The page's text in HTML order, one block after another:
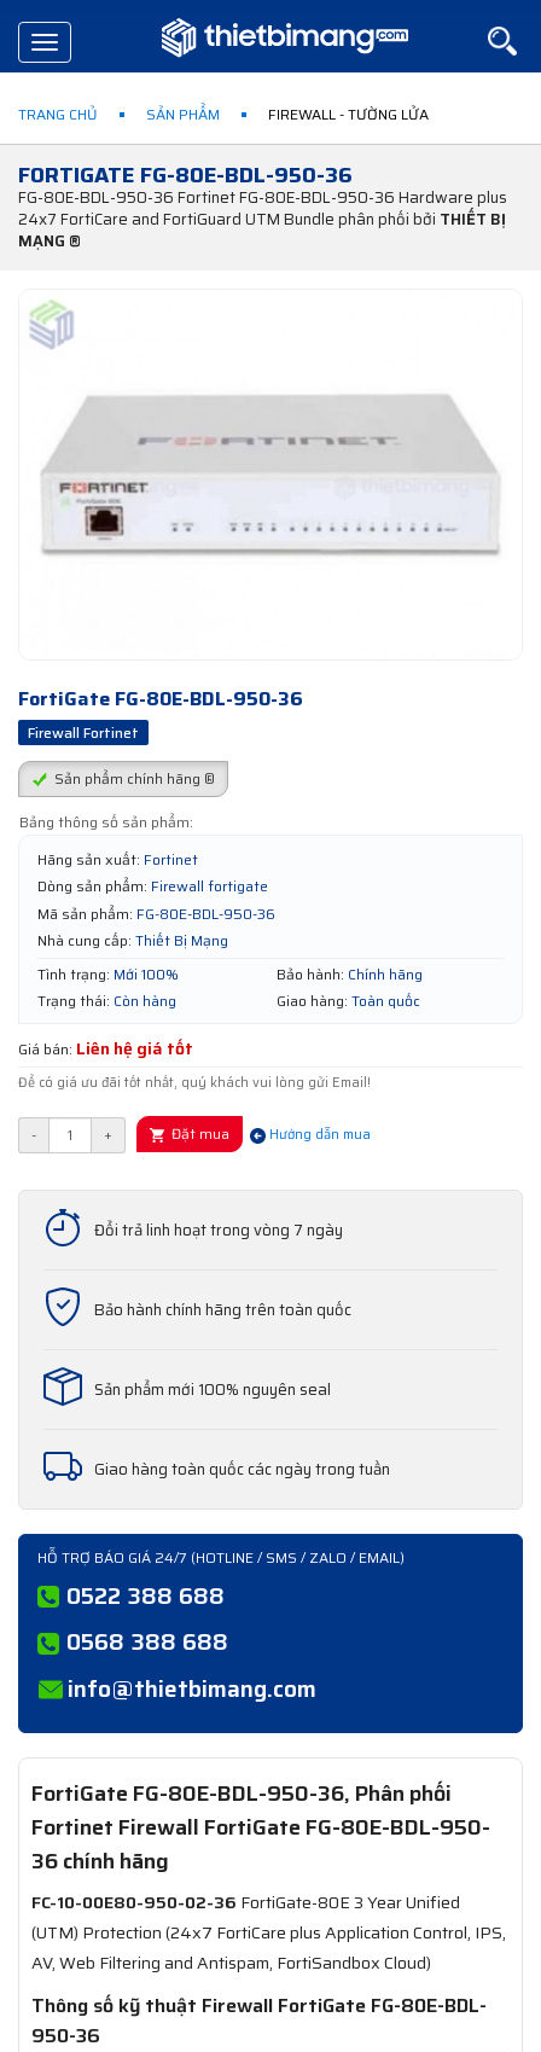
Toggle
navigation
TRANG CHỦ SẢN PHẨM FIREWALL - TƯỜNG LỬA
FORTIGATE FG-80E-BDL-950-36
FG-80E-BDL-950-36 Fortinet FG-80E-BDL-950-36 Hardware plus
24x7 FortiCare and FortiGuard UTM Bundle phân phối bởi THIẾT BỊ
MẠNG ®
FortiGate FG-80E-BDL-950-36
Firewall Fortinet
Sản phẩm chính hãng ®
Bảng thông số sản phẩm:
Hãng sản xuất: Fortinet
Dòng sản phẩm: Firewall fortigate
Mã sản phẩm: FG-80E-BDL-950-36
Nhà cung cấp: Thiết Bị Mạng
Tình trạng: Mới 100% Bảo hành: Chính hãng
Trạng thái: Còn hàng Giao hàng: Toàn quốc
Giá bán: Liên hệ giá tốt
Để có giá ưu đãi tốt nhất, quý khách vui lòng gửi Email!
- + Đặt mua Hướng dẫn mua
Đổi trả linh hoạt trong vòng 7 ngày
Bảo hành chính hãng trên toàn quốc
Sản phẩm mới 100% nguyên seal
Giao hàng toàn quốc các ngày trong tuần
HỖ TRỢ BÁO GIÁ 24/7 (HOTLINE / SMS / ZALO / EMAIL)
0522 388 688
0568 388 688
info@thietbimang.com
FortiGate FG-80E-BDL-950-36, Phân phối
Fortinet Firewall FortiGate FG-80E-BDL-950-
36 chính hãng
FC-10-00E80-950-02-36 FortiGate-80E 3 Year Unified
(UTM) Protection (24x7 FortiCare plus Application Control, IPS,
AV, Web Filtering and Antispam, FortiSandbox Cloud)
Thông số kỹ thuật Firewall FortiGate FG-80E-BDL-
950-36